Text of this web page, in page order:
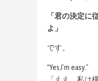
「君の決定に
よ」
です。
“Yes,I’m easy.”